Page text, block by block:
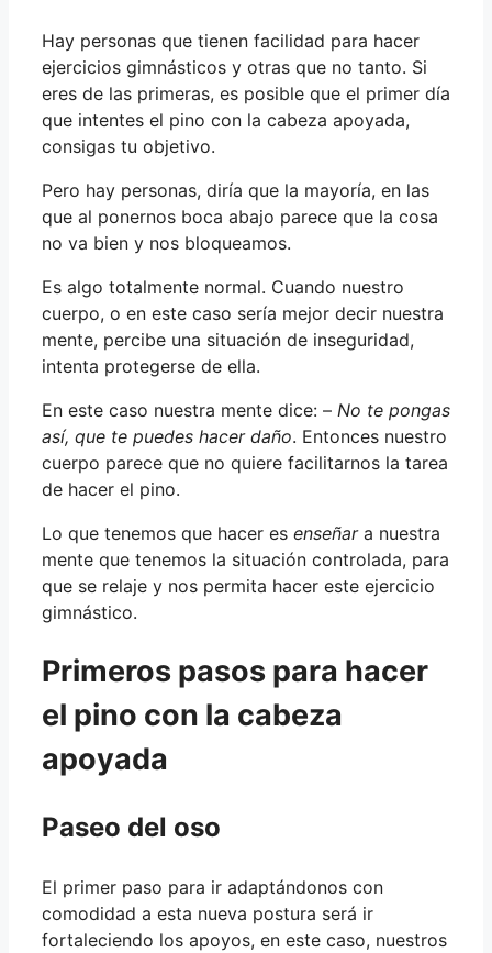
Hay personas que tienen facilidad para hacer
ejercicios gimnásticos y otras que no tanto. Si
eres de las primeras, es posible que el primer día
que intentes el pino con la cabeza apoyada,
consigas tu objetivo.
Pero hay personas, diría que la mayoría, en las
que al ponernos boca abajo parece que la cosa
no va bien y nos bloqueamos.
Es algo totalmente normal. Cuando nuestro
cuerpo, o en este caso sería mejor decir nuestra
mente, percibe una situación de inseguridad,
intenta protegerse de ella.
En este caso nuestra mente dice: – No te pongas
así, que te puedes hacer daño. Entonces nuestro
cuerpo parece que no quiere facilitarnos la tarea
de hacer el pino.
Lo que tenemos que hacer es enseñara nuestra
mente que tenemos la situación controlada, para
que se relaje y nos permita hacer este ejercicio
gimnástico.
Primeros pasos para hacer
el pino con la cabeza
apoyada
Paseo del oso
El primer paso para ir adaptándonos con
comodidad a esta nueva postura será ir
fortaleciendo los apoyos, en este caso, nuestros